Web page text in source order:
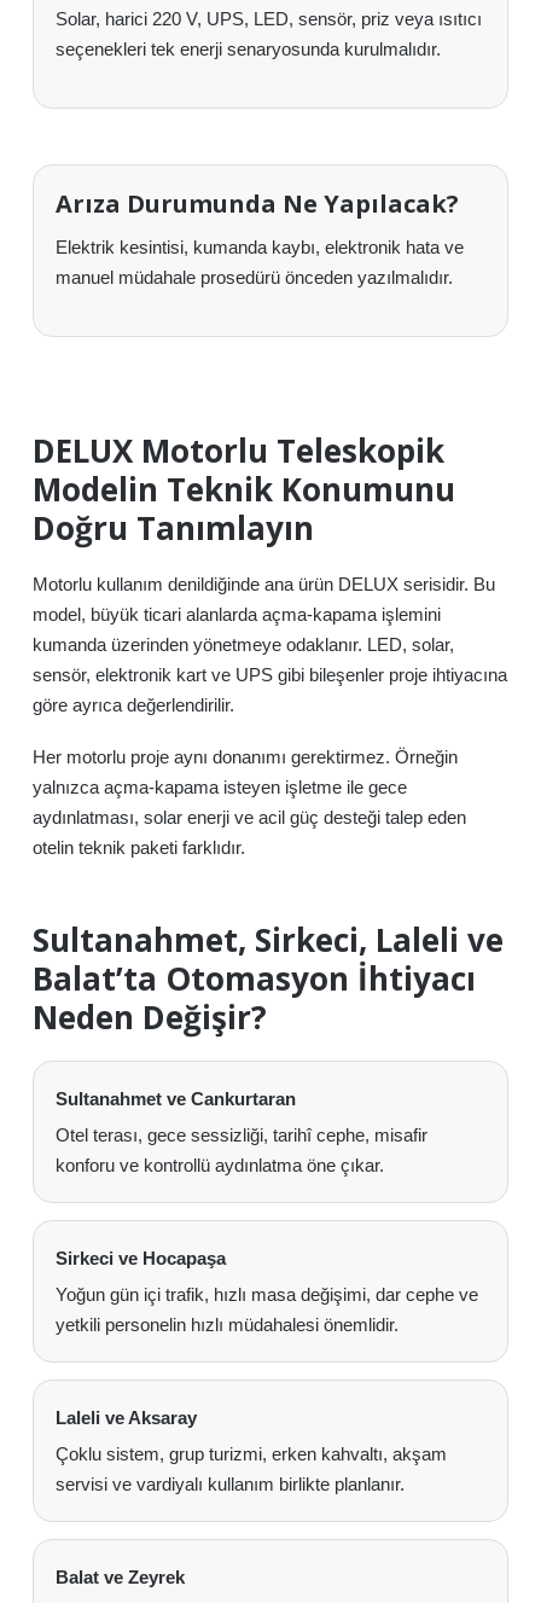
Solar, harici 220 V, UPS, LED, sensör, priz veya ısıtıcı
seçenekleri tek enerji senaryosunda kurulmalıdır.
Arıza Durumunda Ne Yapılacak?
Elektrik kesintisi, kumanda kaybı, elektronik hata ve
manuel müdahale prosedürü önceden yazılmalıdır.
DELUX Motorlu Teleskopik
Modelin Teknik Konumunu
Doğru Tanımlayın
Motorlu kullanım denildiğinde ana ürün DELUX serisidir. Bu
model, büyük ticari alanlarda açma-kapama işlemini
kumanda üzerinden yönetmeye odaklanır. LED, solar,
sensör, elektronik kart ve UPS gibi bileşenler proje ihtiyacına
göre ayrıca değerlendirilir.
Her motorlu proje aynı donanımı gerektirmez. Örneğin
yalnızca açma-kapama isteyen işletme ile gece
aydınlatması, solar enerji ve acil güç desteği talep eden
otelin teknik paketi farklıdır.
Sultanahmet, Sirkeci, Laleli ve
Balat’ta Otomasyon İhtiyacı
Neden Değişir?
Sultanahmet ve Cankurtaran
Otel terası, gece sessizliği, tarihî cephe, misafir
konforu ve kontrollü aydınlatma öne çıkar.
Sirkeci ve Hocapaşa
Yoğun gün içi trafik, hızlı masa değişimi, dar cephe ve
yetkili personelin hızlı müdahalesi önemlidir.
Laleli ve Aksaray
Çoklu sistem, grup turizmi, erken kahvaltı, akşam
servisi ve vardiyalı kullanım birlikte planlanır.
Balat ve Zeyrek